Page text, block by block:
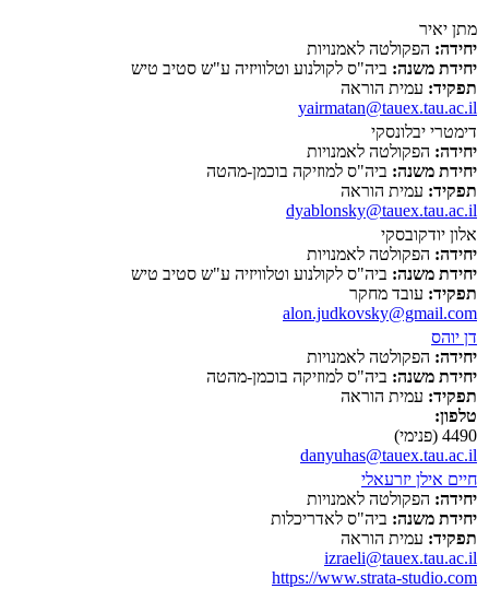
מתן יאיר
יחידה: הפקולטה לאמנויות
יחידת משנה: ביה"ס לקולנוע וטלוויזיה ע"ש סטיב טיש
תפקיד: עמית הוראה
yairmatan@tauex.tau.ac.il
דימטרי יבלונסקי
יחידה: הפקולטה לאמנויות
יחידת משנה: ביה"ס למוזיקה בוכמן-מהטה
תפקיד: עמית הוראה
dyablonsky@tauex.tau.ac.il
אלון יודקובסקי
יחידה: הפקולטה לאמנויות
יחידת משנה: ביה"ס לקולנוע וטלוויזיה ע"ש סטיב טיש
תפקיד: עובד מחקר
alon.judkovsky@gmail.com
דן יוהס
יחידה: הפקולטה לאמנויות
יחידת משנה: ביה"ס למוזיקה בוכמן-מהטה
תפקיד: עמית הוראה
טלפון:
4490 (פנימי)
danyuhas@tauex.tau.ac.il
חיים אילן יזרעאלי
יחידה: הפקולטה לאמנויות
יחידת משנה: ביה"ס לאדריכלות
תפקיד: עמית הוראה
izraeli@tauex.tau.ac.il
https://www.strata-studio.com